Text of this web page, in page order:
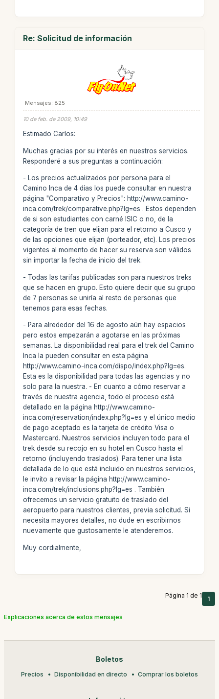
Re: Solicitud de información
Mensajes: 825
10 de feb. de 2009, 10:49
Estimado Carlos:
Muchas gracias por su interés en nuestros servicios.
Responderé a sus preguntas a continuación:
- Los precios actualizados por persona para el
Camino Inca de 4 días los puede consultar en nuestra
página "Comparativo y Precios": http://www.camino-
inca.com/trek/comparative.php?lg=es . Estos dependen
de si son estudiantes con carné ISIC o no, de la
categoría de tren que elijan para el retorno a Cusco y
de las opciones que elijan (porteador, etc). Los precios
vigentes al momento de hacer su reserva son válidos
sin importar la fecha de inicio del trek.
- Todas las tarifas publicadas son para nuestros treks
que se hacen en grupo. Esto quiere decir que su grupo
de 7 personas se uniría al resto de personas que
tenemos para esas fechas.
- Para alrededor del 16 de agosto aún hay espacios
pero estos empezarán a agotarse en las próximas
semanas. La disponibilidad real para el trek del Camino
Inca la pueden consultar en esta página
http://www.camino-inca.com/dispo/index.php?lg=es.
Esta es la disponibilidad para todas las agencias y no
solo para la nuestra. - En cuanto a cómo reservar a
través de nuestra agencia, todo el proceso está
detallado en la página http://www.camino-
inca.com/reservation/index.php?lg=es y el único medio
de pago aceptado es la tarjeta de crédito Visa o
Mastercard. Nuestros servicios incluyen todo para el
trek desde su recojo en su hotel en Cusco hasta el
retorno (incluyendo traslados). Para tener una lista
detallada de lo que está incluido en nuestros servicios,
le invito a revisar la página http://www.camino-
inca.com/trek/inclusions.php?lg=es . También
ofrecemos un servicio gratuito de traslado del
aeropuerto para nuestros clientes, previa solicitud. Si
necesita mayores detalles, no dude en escribirnos
nuevamente que gustosamente le atenderemos.
Muy cordialmente,
Página 1 de 1 1
Explicaciones acerca de estos mensajes
Boletos
Precios Disponibilidad en directo Comprar los boletos